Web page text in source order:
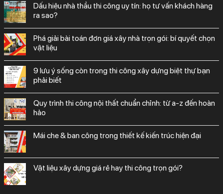
dấu hiệu nhà thầu thi công uy tín: họ tư vấn khách hàng
ra sao?
phá giải bài toán đơn giá xây nhà trọn gói: bí quyết chọn
vật liệu
9 lưu ý sống còn trong thi công xây dựng biệt thự bạn
phải biết
quy trình thi công nội thất chuẩn chỉnh: từ a-z đến hoàn
hảo
mái che & ban công trong thiết kế kiến trúc hiện đại
vật liệu xây dựng giá rẻ hay thi công trọn gói?